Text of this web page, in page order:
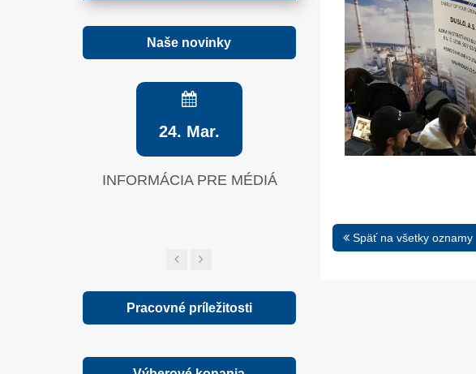
Naše novinky
24. Mar.
INFORMÁCIA PRE MÉDIÁ
13. Mar.
Pracovné príležitosti
Späť na všetky oznamy